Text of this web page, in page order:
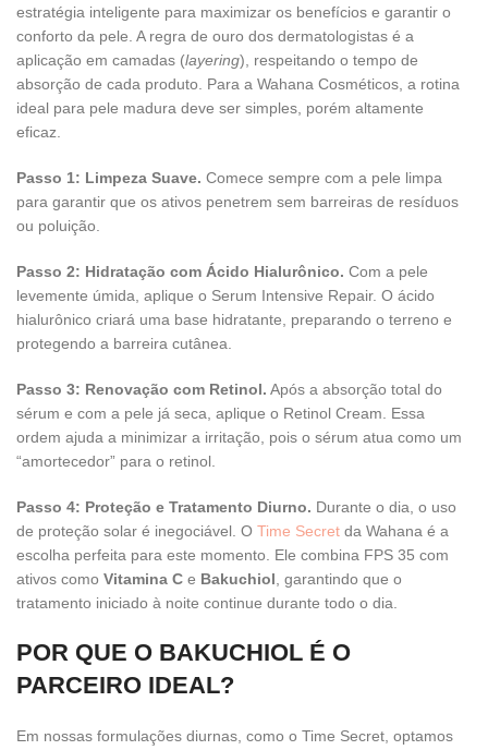
estratégia inteligente para maximizar os benefícios e garantir o
conforto da pele. A regra de ouro dos dermatologistas é a
aplicação em camadas (layering), respeitando o tempo de
absorção de cada produto. Para a Wahana Cosméticos, a rotina
ideal para pele madura deve ser simples, porém altamente
eficaz.
Passo 1: Limpeza Suave. Comece sempre com a pele limpa
para garantir que os ativos penetrem sem barreiras de resíduos
ou poluição.
Passo 2: Hidratação com Ácido Hialurônico. Com a pele
levemente úmida, aplique o Serum Intensive Repair. O ácido
hialurônico criará uma base hidratante, preparando o terreno e
protegendo a barreira cutânea.
Passo 3: Renovação com Retinol. Após a absorção total do
sérum e com a pele já seca, aplique o Retinol Cream. Essa
ordem ajuda a minimizar a irritação, pois o sérum atua como um
“amortecedor” para o retinol.
Passo 4: Proteção e Tratamento Diurno. Durante o dia, o uso
de proteção solar é inegociável. O Time Secret da Wahana é a
escolha perfeita para este momento. Ele combina FPS 35 com
ativos como Vitamina C e Bakuchiol , garantindo que o
tratamento iniciado à noite continue durante todo o dia.
POR QUE O BAKUCHIOL É O
PARCEIRO IDEAL?
Em nossas formulações diurnas, como o Time Secret, optamos